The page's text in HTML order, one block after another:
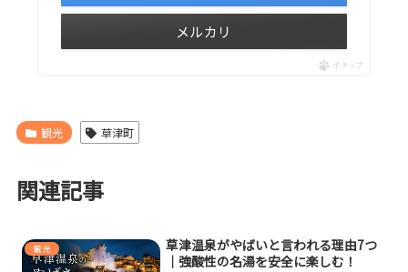
メルカリ
ポチップ
観光 草津町
関連記事
観光
草津温泉がやばいと言われる理由7つ
｜強酸性の名湯を安全に楽しむ！